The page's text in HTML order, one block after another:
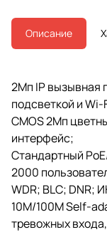
Описание
2Мп IP вызывная
подсветкой и Wi-
CMOS 2Мп
интерфейс;
Стандартный
2000
WDR; BLC; DNR;
10M/100M Self-
тревожных